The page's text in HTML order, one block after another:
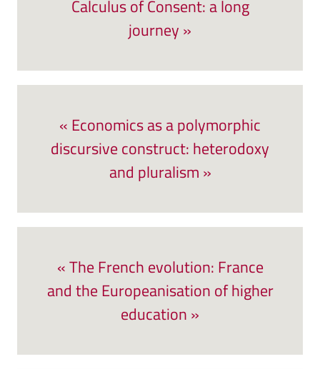
Calculus of Consent: a long
journey »
« Economics as a polymorphic
discursive construct: heterodoxy
and pluralism »
« The French evolution: France
and the Europeanisation of higher
education »